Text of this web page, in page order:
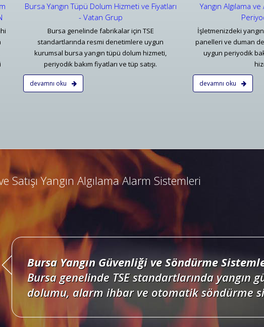
Bursa Yangın Tüpü Dolum Hizmeti ve Fiyatları
- Vatan Grup
Bursa genelinde fabrikalar için TSE
standartlarında resmi denetimlere uygun
kurumsal bursa yangın tüpü dolum hizmeti,
periyodik bakım fiyatları ve tüp satışı.
devamnı oku
Yangın Algılama
İşletmenizdeki
panelleri ve duman
uygun periyodik
devamnı oku
Satışı Yangın Algılama Alarm Sistemleri
Bursa Yangın Algılama ve İhbar Alarm
Bursa adresli ve konvansiyonel yangın alarm
kombine dedektörler, kontrol panelleri ve
Bursa Yangın Güvenliği ve Söndürme
Bursa genelinde TSE standartlarında yangın
dolumu, alarm ihbar ve otomatik söndürme